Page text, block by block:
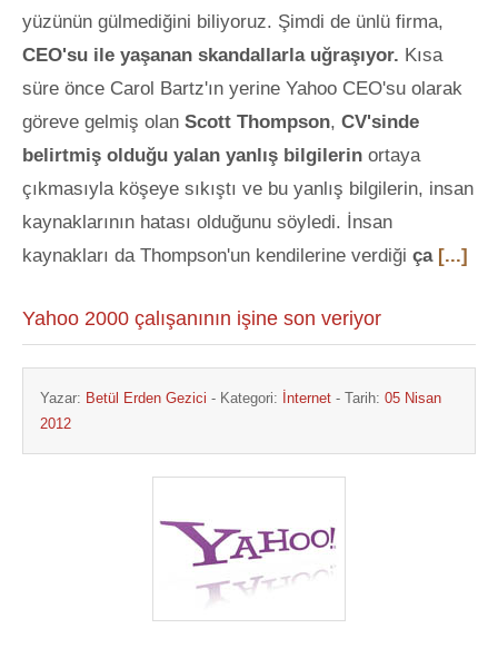
yüzünün gülmediğini biliyoruz. Şimdi de ünlü firma,
CEO'su ile yaşanan skandallarla uğraşıyor. Kısa
süre önce Carol Bartz'ın yerine Yahoo CEO'su olarak
göreve gelmiş olan Scott Thompson, CV'sinde
belirtmiş olduğu yalan yanlış bilgilerin ortaya
çıkmasıyla köşeye sıkıştı ve bu yanlış bilgilerin, insan
kaynaklarının hatası olduğunu söyledi. İnsan
kaynakları da Thompson'un kendilerine verdiği ça [...]
Yahoo 2000 çalışanının işine son veriyor
Yazar: Betül Erden Gezici - Kategori: İnternet - Tarih: 05 Nisan
2012